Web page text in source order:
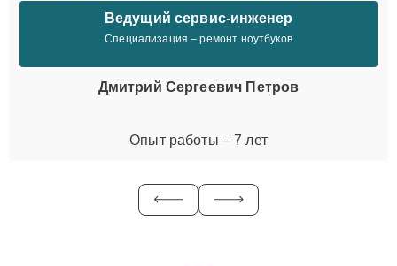
Ведущий сервис-инженер
Специализация – ремонт ноутбуков
Дмитрий Сергеевич Петров
Опыт работы – 7 лет